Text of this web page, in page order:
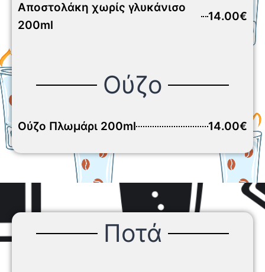
Αποστολάκη χωρίς γλυκάνισο
200ml
14.00€
Ούζο
Ούζο Πλωμάρι 200ml 14.00€
Ποτά